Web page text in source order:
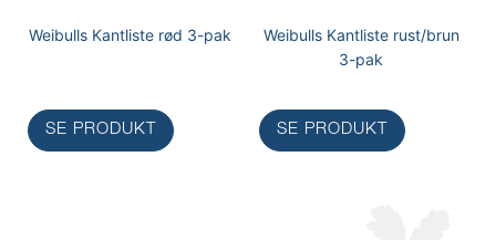
Weibulls Kantliste rød 3-pak
SE PRODUKT
Weibulls Kantliste rust/brun
3-pak
SE PRODUKT